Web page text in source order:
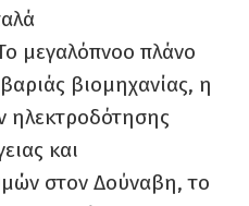
μεγαλόπνοο πλάνο
βιομηχανίας, η
ηλεκτροδότησης
και
στον Δούναβη, το